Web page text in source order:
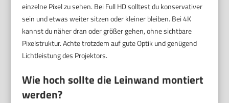
einzelne Pixel zu sehen. Bei Full HD solltest du konservativer
sein und etwas weiter sitzen oder kleiner bleiben. Bei 4K
kannst du näher dran oder größer gehen, ohne sichtbare
Pixelstruktur. Achte trotzdem auf gute Optik und genügend
Lichtleistung des Projektors.
Wie hoch sollte die Leinwand montiert
werden?